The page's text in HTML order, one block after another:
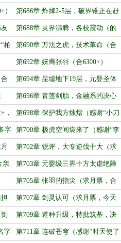
色的回忆”再次打赏2.3个盟主）
） 第686章 炸掉2-5层，破界锥正在赶
来（合，感谢“固有狮子 ”的盟）
第688章 灵界沸腾，各校震动（的
盟主）
柏 第690章 万法之虎，技术革命（合
6570+）
第692章 妖裔张羽（合6300+）
第694章 昆墟地下19层，元婴圣体
（合6620+）
第696章 青莲剑胎，金融系的决心
（8930+，差60多字三章求月票）
， 第698章 保护我方烛熠（感谢“小刀
1905”打赏盟主）
字 第700章 极虎空间袋来了（感谢“李
副厅”打赏盟主）
第702章 锐评，大专逆伐十大（求
月票，合6400+）
亲
身
第703章 元婴级三界十方太虚绝障
第705章 张羽的指尖（求月票，合
6420+）
第707章 剑灵认可（求月票，今天
共7400+）
第709章 道种升级，特批筑基，决
战开启（7130+）
字 第711章 连破苍穹（感谢“时天使了